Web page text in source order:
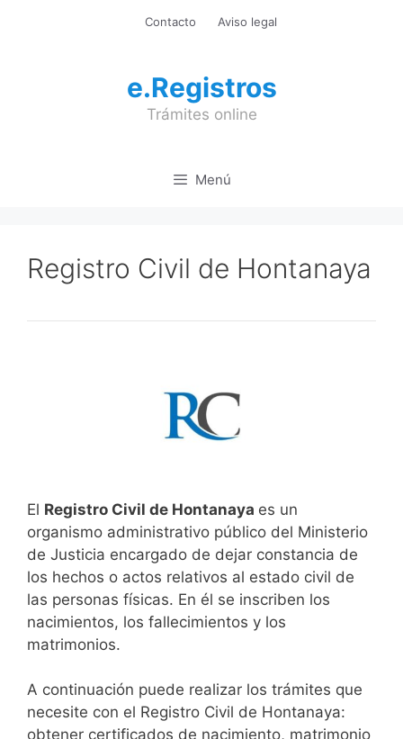
Contacto Aviso legal
e.Registros
Trámites online
Menú
Registro Civil de Hontanaya
El Registro Civil de Hontanaya es un
organismo administrativo público del Ministerio
de Justicia encargado de dejar constancia de
los hechos o actos relativos al estado civil de
las personas físicas. En él se inscriben los
nacimientos, los fallecimientos y los
matrimonios.
A continuación puede realizar los trámites que
necesite con el Registro Civil de Hontanaya:
obtener certificados de nacimiento, matrimonio